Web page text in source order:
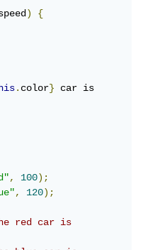
)
{
.color}
car is
, 100);
, 120);